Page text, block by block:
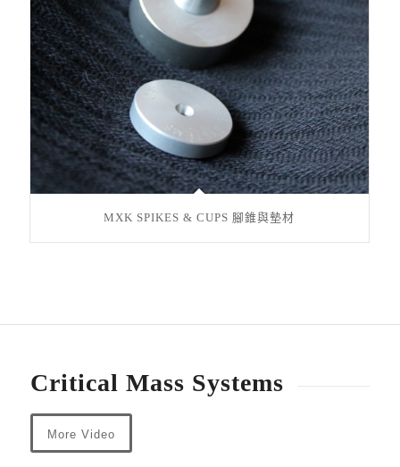
MXK SPIKES & CUPS 腳錐與墊材
Critical Mass Systems
More Video